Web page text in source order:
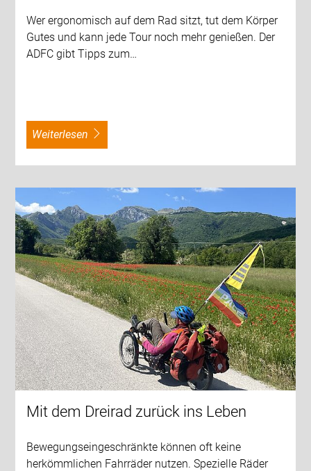
Wer ergonomisch auf dem Rad sitzt, tut dem Körper
Gutes und kann jede Tour noch mehr genießen. Der
ADFC gibt Tipps zum…
weiterlesen
Mit dem Dreirad zurück ins Leben
Bewegungseingeschränkte können oft keine
herkömmlichen Fahrräder nutzen. Spezielle Räder